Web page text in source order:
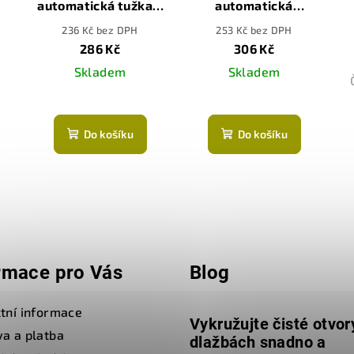
automatická tužka v
pouzdře s
ořezávátkem
236 Kč bez DPH
286 Kč
Skladem
hodnocení
produktu
je
Do košíku
automatická
mikrotužka v
pouzdře
253 Kč bez DPH
306 Kč
Skladem
Do košíku
pro Vás
informace
a platba
Blog
Vykružujte čisté
dlažbách snadno a